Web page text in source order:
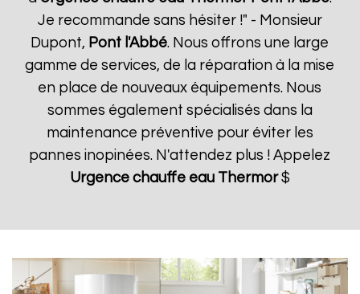
Je recommande sans hésiter !" - Monsieur
Dupont, Pont l'Abbé. Nous offrons une large
gamme de services, de la réparation à la mise
en place de nouveaux équipements. Nous
sommes également spécialisés dans la
maintenance préventive pour éviter les
pannes inopinées. N'attendez plus ! Appelez
Urgence chauffe eau Thermor$